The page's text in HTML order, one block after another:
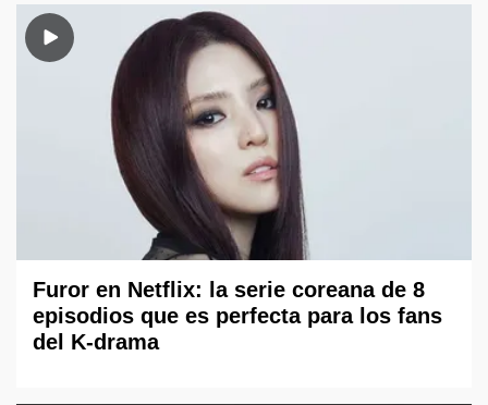
Furor en Netflix: la serie coreana de 8
episodios que es perfecta para los fans
del K-drama